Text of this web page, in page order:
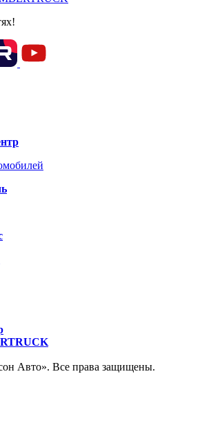
Авто». Все права защищены.